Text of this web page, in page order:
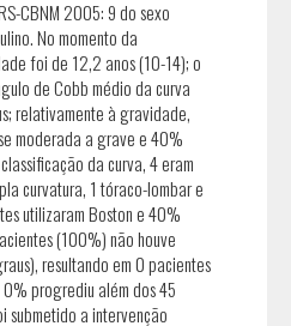
CBNM 2005: 9 do sexo
No momento da
foi de 12,2 anos (10-14); o
de Cobb médio da curva
relativamente à gravidade,
moderada a grave e 40%
da curva, 4 eram
curvatura, 1 tóraco-lombar e
utilizaram Boston e 40%
(100%) não houve
resultando em 0 pacientes
progrediu além dos 45
submetido a intervenção